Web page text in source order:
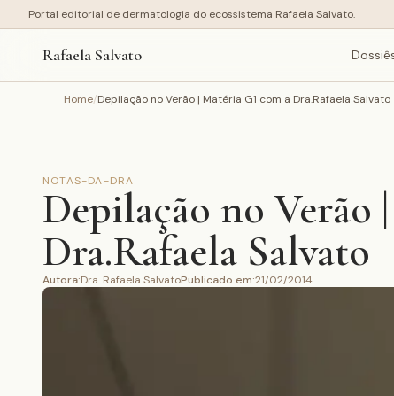
Portal editorial de dermatologia do ecossistema Rafaela Salvato.
Rafaela Salvato
Home/Depilação no Verão | Matéria G1 com a Dra.Rafaela Salvato
NOTAS-DA-DRA
Depilação no Verão
Dra.Rafaela Salvato
Autora:Dra. Rafaela SalvatoPublicado em:21/02/2014